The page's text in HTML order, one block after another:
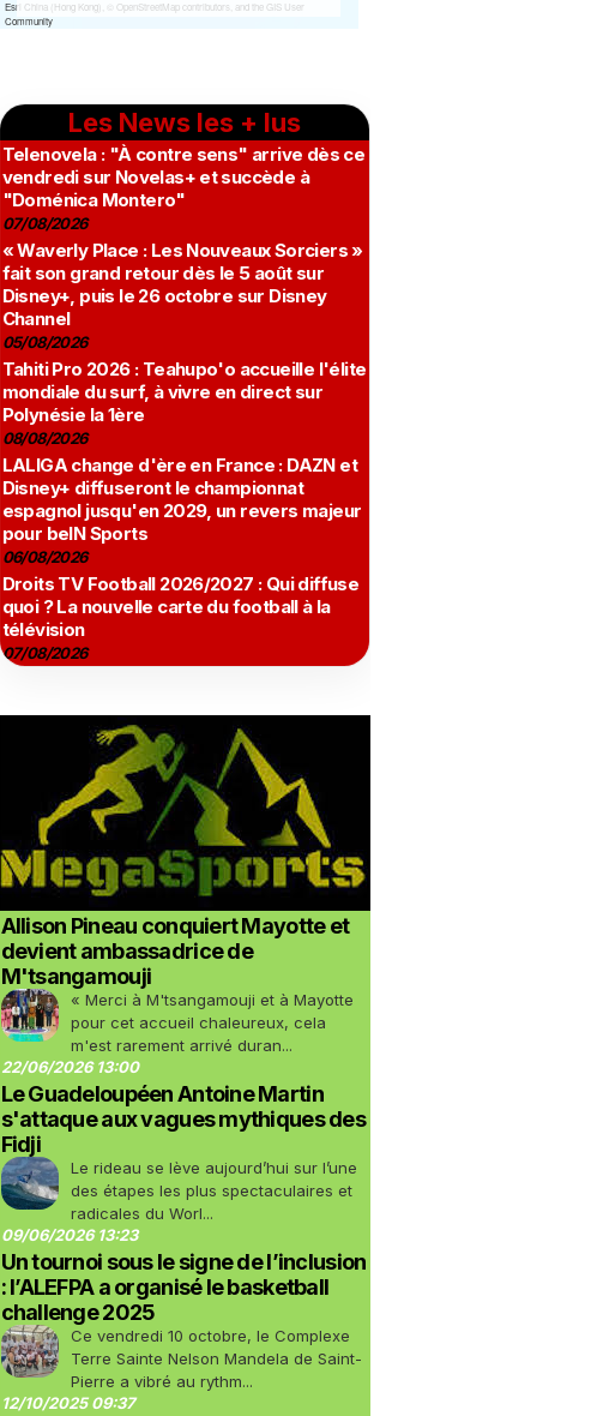
Les News les + lus
Telenovela : "À contre sens" arrive dès ce
vendredi sur Novelas+ et succède à
"Doménica Montero"
07/08/2026
« Waverly Place : Les Nouveaux Sorciers »
fait son grand retour dès le 5 août sur
Disney+, puis le 26 octobre sur Disney
Channel
05/08/2026
Tahiti Pro 2026 : Teahupo'o accueille l'élite
mondiale du surf, à vivre en direct sur
Polynésie la 1ère
08/08/2026
LALIGA change d'ère en France : DAZN et
Disney+ diffuseront le championnat
espagnol jusqu'en 2029, un revers majeur
pour beIN Sports
06/08/2026
Droits TV Football 2026/2027 : Qui diffuse
quoi ? La nouvelle carte du football à la
télévision
07/08/2026
Allison Pineau conquiert Mayotte et
devient ambassadrice de
M'tsangamouji
« Merci à M'tsangamouji et à Mayotte
pour cet accueil chaleureux, cela
m'est rarement arrivé duran...
22/06/2026 13:00
Le Guadeloupéen Antoine Martin
s'attaque aux vagues mythiques des
Fidji
Le rideau se lève aujourd’hui sur l’une
des étapes les plus spectaculaires et
radicales du Worl...
09/06/2026 13:23
Un tournoi sous le signe de l’inclusion
: l’ALEFPA a organisé le basketball
challenge 2025
Ce vendredi 10 octobre, le Complexe
Terre Sainte Nelson Mandela de Saint-
Pierre a vibré au rythm...
12/10/2025 09:37